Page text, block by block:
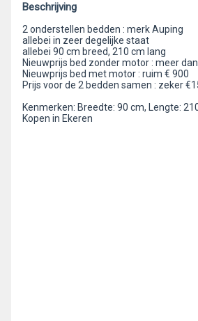
Beschrijving
2 onderstellen bedden : merk Auping
allebei in zeer degelijke staat
allebei 90 cm breed, 210 cm lang
Nieuwprijs bed zonder motor : meer
Nieuwprijs bed met motor : ruim € 900
Prijs voor de 2 bedden samen : zeker
Kenmerken: Breedte: 90 cm, Lengte:
Kopen in Ekeren